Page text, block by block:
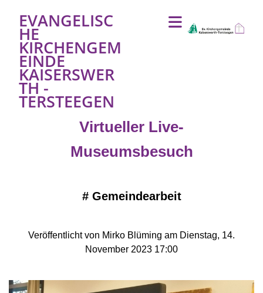
EVANGELISC
HE
KIRCHENGEM
EINDE
KAISERSWER
TH -
TERSTEEGEN
Virtueller Live-
Museumsbesuch
# Gemeindearbeit
Veröffentlicht von Mirko Blüming am Dienstag, 14.
November 2023 17:00